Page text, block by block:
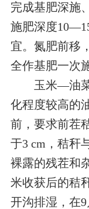
完成基肥深施
施肥深度
宜。氮肥前移
全作基肥一次
玉米—油菜
化程度较高的
前，要求前茬
于3 cm，秸秆
裸露的残茬和
米收获后的秸
开沟排湿，在